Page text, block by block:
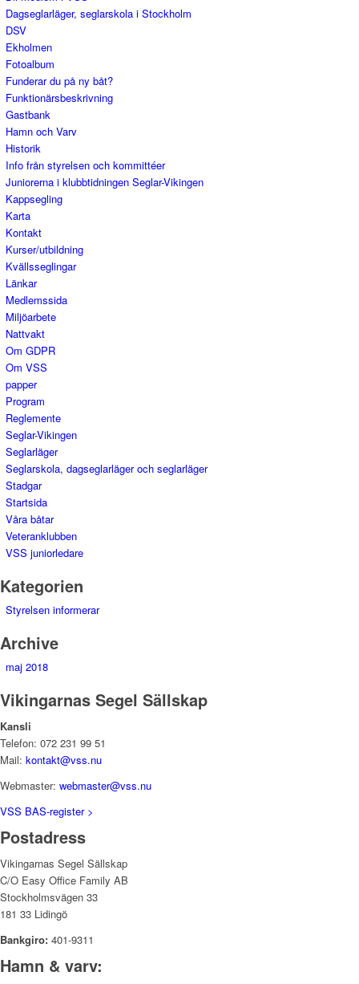
Dagseglarläger, seglarskola i Stockholm
DSV
Ekholmen
Fotoalbum
Funderar du på ny båt?
Funktionärsbeskrivning
Gastbank
Hamn och Varv
Historik
Info från styrelsen och kommittéer
Juniorerna i klubbtidningen Seglar-Vikingen
Kappsegling
Karta
Kontakt
Kurser/utbildning
Kvällsseglingar
Länkar
Medlemssida
Miljöarbete
Nattvakt
Om GDPR
Om VSS
papper
Program
Reglemente
Seglar-Vikingen
Seglarläger
Seglarskola, dagseglarläger och seglarläger
Stadgar
Startsida
Våra båtar
Veteranklubben
VSS juniorledare
Kategorien
Styrelsen informerar
Archive
maj 2018
Vikingarnas Segel Sällskap
Kansli
Telefon: 072 231 99 51
Mail: kontakt@vss.nu
Webmaster: webmaster@vss.nu
VSS BAS-register >
Postadress
Vikingarnas Segel Sällskap
C/O Easy Office Family AB
Stockholmsvägen 33
181 33 Lidingö
Bankgiro: 401-9311
Hamn & varv: